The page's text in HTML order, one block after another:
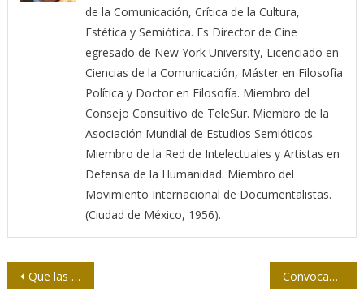
de la Comunicación, Crítica de la Cultura,
Estética y Semiótica. Es Director de Cine
egresado de New York University, Licenciado en
Ciencias de la Comunicación, Máster en Filosofía
Política y Doctor en Filosofía. Miembro del
Consejo Consultivo de TeleSur. Miembro de la
Asociación Mundial de Estudios Semióticos.
Miembro de la Red de Intelectuales y Artistas en
Defensa de la Humanidad. Miembro del
Movimiento Internacional de Documentalistas.
(Ciudad de México, 1956).
Navegación
Que las Cumbres tengan un formato inclusivo, realmente democrático Convocan a curso virtual de posgrado: Periodismo y dinámica de población